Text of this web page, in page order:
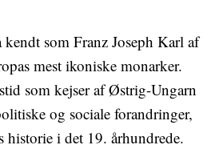
kendt som Franz Joseph Karl af
mest ikoniske monarker.
som kejser af Østrig-Ungarn
og sociale forandringer,
historie i det 19. århundrede.